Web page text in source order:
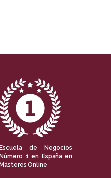
Escuela de Negocios
Número 1 en España en
Másteres Online